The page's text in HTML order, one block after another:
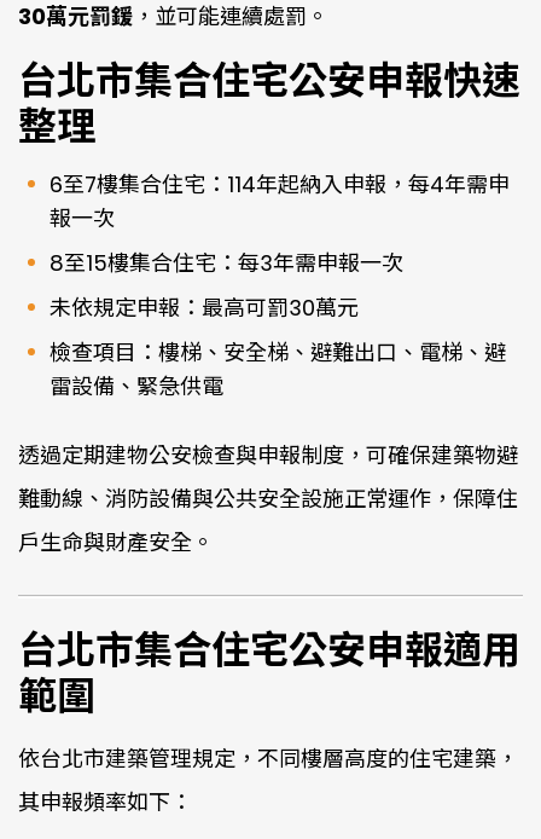
30萬元罰鍰 ，並可能連續處罰。
台北市集合住宅公安申報快速
整理
6至7樓集合住宅：114年起納入申報，每4年需申
報一次
8至15樓集合住宅：每3年需申報一次
未依規定申報：最高可罰30萬元
檢查項目：樓梯、安全梯、避難出口、電梯、避
雷設備、緊急供電
透過定期建物公安檢查與申報制度，可確保建築物避
難動線、消防設備與公共安全設施正常運作，保障住
戶生命與財產安全。
台北市集合住宅公安申報適用
範圍
依台北市建築管理規定，不同樓層高度的住宅建築，
其申報頻率如下：